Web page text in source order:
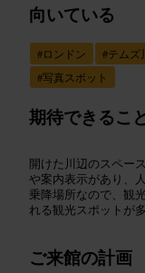
向いている
#ロンドン #テムズ
#写真スポット
期待できるこ
開けた川辺のスペー
や案内表示があり、
乗降場所なので、観
れる観光スポットが多
ご来館の計画